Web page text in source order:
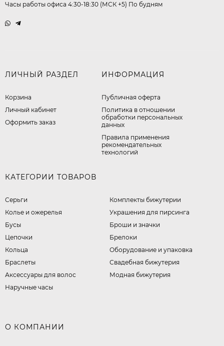
Часы работы офиса 4:30-18:30 (МСК +5) По будням
ЛИЧНЫЙ РАЗДЕЛ
Корзина
Личный кабинет
Оформить заказ
ИНФОРМАЦИЯ
Публичная оферта
​Политика в отношении
обработки персональных
данных
Правила применения
рекомендательных
технологий
КАТЕГОРИИ ТОВАРОВ
Серьги
Колье и ожерелья
Бусы
Цепочки
Кольца
Браслеты
Аксессуары для волос
Наручные часы
Комплекты бижутерии
Украшения для пирсинга
Броши и значки
Брелоки
Оборудование и упаковка
Свадебная бижутерия
Модная бижутерия
О КОМПАНИИ